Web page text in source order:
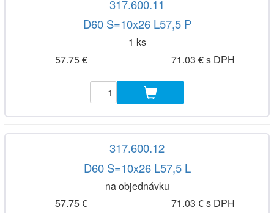
317.600.11
D60 S=10x26 L57,5 P
1 ks
57.75 €
71.03 € s DPH
317.600.12
D60 S=10x26 L57,5 L
na objednávku
57.75 €
71.03 € s DPH